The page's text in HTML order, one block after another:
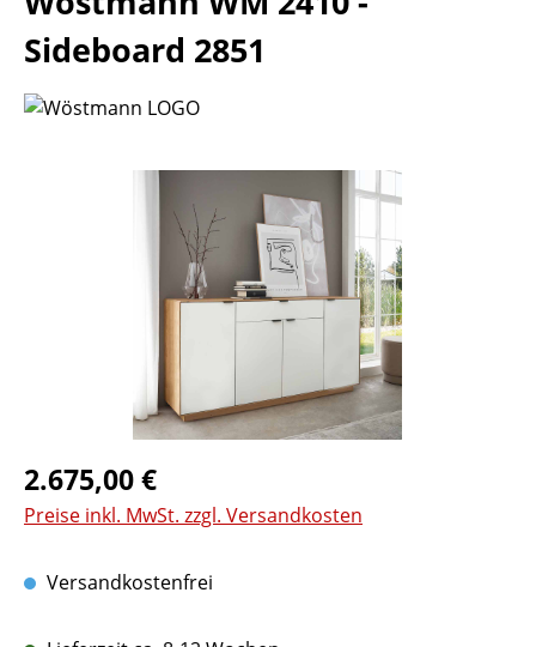
Sideboard 2851
Bildergalerie überspringen
Regulärer Preis:
2.675,00 €
Preise inkl. MwSt. zzgl. Versandkosten
Versandkostenfrei